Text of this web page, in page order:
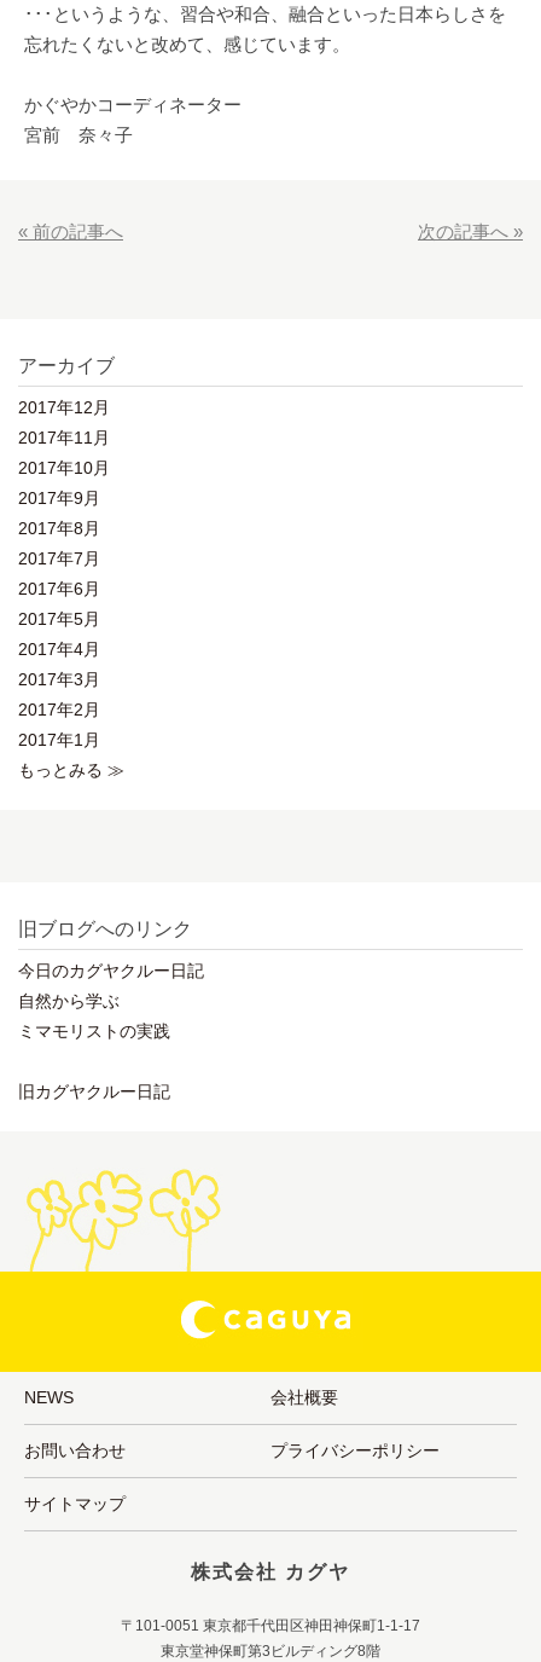
･･･というような、習合や和合、融合といった日本らしさを
忘れたくないと改めて、感じています。
かぐやかコーディネーター
宮前 奈々子
« 前の記事へ 次の記事へ »
アーカイブ
2017年12月
2017年11月
2017年10月
2017年9月
2017年8月
2017年7月
2017年6月
2017年5月
2017年4月
2017年3月
2017年2月
2017年1月
もっとみる ≫
旧ブログへのリンク
今日のカグヤクルー日記
自然から学ぶ
ミマモリストの実践
旧カグヤクルー日記
NEWS 会社概要
お問い合わせ プライバシーポリシー
サイトマップ
株式会社 カグヤ
〒101-0051 東京都千代田区神田神保町1-1-17
東京堂神保町第3ビルディング8階